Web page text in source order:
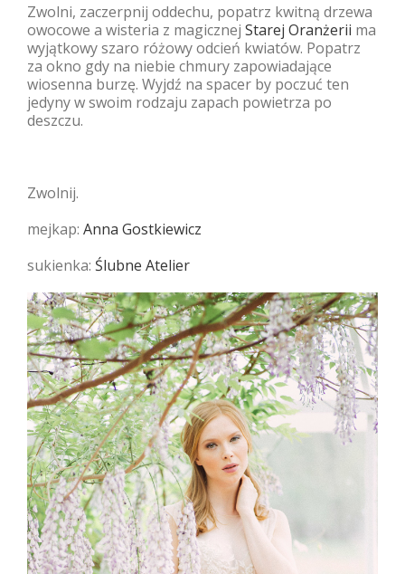
Zwolni, zaczerpnij oddechu, popatrz kwitną drzewa
owocowe a wisteria z magicznej Starej Oranżerii ma
wyjątkowy szaro różowy odcień kwiatów. Popatrz
za okno gdy na niebie chmury zapowiadające
wiosenna burzę. Wyjdź na spacer by poczuć ten
jedyny w swoim rodzaju zapach powietrza po
deszczu.
Zwolnij.
mejkap: Anna Gostkiewicz
sukienka: Ślubne Atelier